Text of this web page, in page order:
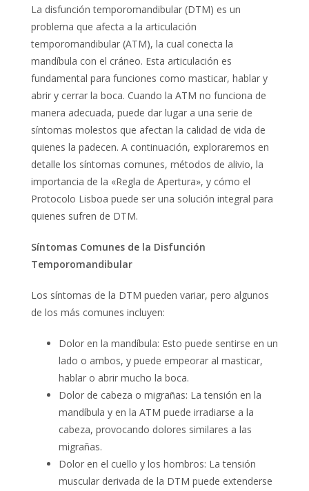
La disfunción temporomandibular (DTM) es un
problema que afecta a la articulación
temporomandibular (ATM), la cual conecta la
mandíbula con el cráneo. Esta articulación es
fundamental para funciones como masticar, hablar y
abrir y cerrar la boca. Cuando la ATM no funciona de
manera adecuada, puede dar lugar a una serie de
síntomas molestos que afectan la calidad de vida de
quienes la padecen. A continuación, exploraremos en
detalle los síntomas comunes, métodos de alivio, la
importancia de la «Regla de Apertura», y cómo el
Protocolo Lisboa puede ser una solución integral para
quienes sufren de DTM.
Síntomas Comunes de la Disfunción
Temporomandibular
Los síntomas de la DTM pueden variar, pero algunos
de los más comunes incluyen:
Dolor en la mandíbula: Esto puede sentirse en un
lado o ambos, y puede empeorar al masticar,
hablar o abrir mucho la boca.
Dolor de cabeza o migrañas: La tensión en la
mandíbula y en la ATM puede irradiarse a la
cabeza, provocando dolores similares a las
migrañas.
Dolor en el cuello y los hombros: La tensión
muscular derivada de la DTM puede extenderse